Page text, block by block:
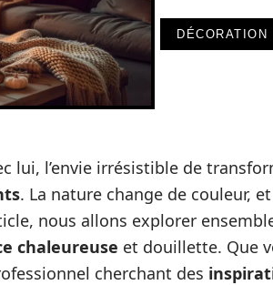
lui, l’envie irrésistible de
. La nature change de couleur,
nous allons explorer
chaleureuse et douillette. Que
cherchant des